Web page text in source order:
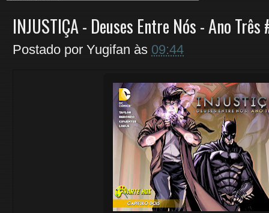
INJUSTIÇA - Deuses Entre Nós - Ano
Postado por Yugifan às 09:44